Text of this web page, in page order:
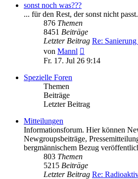
sonst noch was???
... für den Rest, der sonst nicht passt.
876 Themen
8451 Beiträge
Letzter Beitrag Re:
von Mannl
Beitrag
Fr. 17. Jul 26 9:14
Spezielle Foren
Themen
Beiträge
Letzter Beitrag
Mitteilungen
Informationsforum. Hier können
Newgroupsbeiträge,
bergmännischem Bezug
803 Themen
5215 Beiträge
Letzter Beitrag Re: